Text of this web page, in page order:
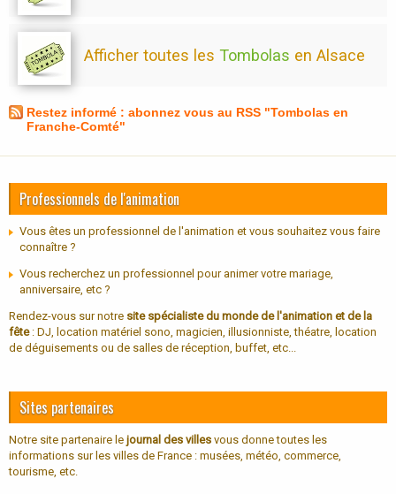
Afficher toutes les Tombolas en Alsace
Restez informé : abonnez vous au RSS "Tombolas en
Franche-Comté"
Professionnels de l'animation
Vous êtes un professionnel de l'animation et vous souhaitez vous faire
connaître ?
Vous recherchez un professionnel pour animer votre mariage,
anniversaire, etc ?
Rendez-vous sur notre site spécialiste du monde de l'animation et de la
fête: DJ, location matériel sono, magicien, illusionniste, théatre, location
de déguisements ou de salles de réception, buffet, etc...
Sites partenaires
Notre site partenaire le journal des villes vous donne toutes les
informations sur les villes de France : musées, météo, commerce,
tourisme, etc.